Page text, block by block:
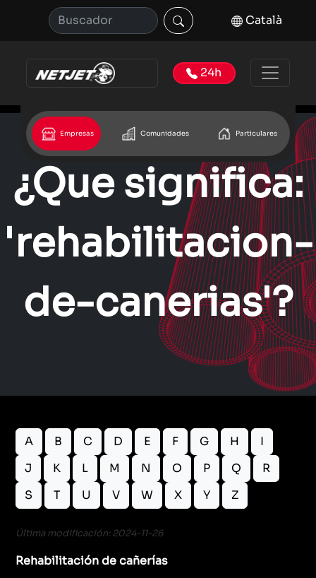
Català
24h
Empresas Comunidades Particulares
¿Que significa:
'rehabilitacion-
de-canerias'?
A B C D E F G H
I
J
K L M N O P Q
R
S
T U V W X Y Z
Última modificación: 2024-11-26
Rehabilitación de cañerías